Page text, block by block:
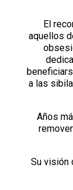
El
aquellos
a las
Años
Su visión